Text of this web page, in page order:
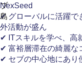
ブ
島
NexSeed
✔ グローバルに活躍で
外活動が盛ん
✔ ITスキルを学べ、高
✔ 富裕層滞在の綺麗な
✔ セブの中心地にあり